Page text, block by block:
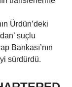
Ürdün’deki
suçlu
Bankası’nın
sürdürdü.